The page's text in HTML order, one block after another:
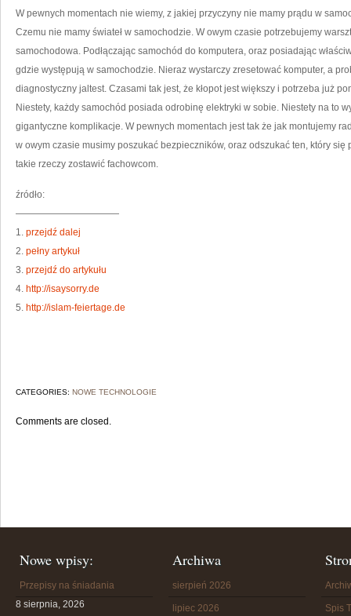
W pewnych momentach nie wiemy, z jakiej przyczyny nie mamy prądu w
Czemu nie mamy świateł w samochodzie. W owym czasie potrzebujemy
samochodowa. Podłączając samochód do komputera, oraz posiadając
gdzie występują w samochodzie. Nieraz wystarczy zresetować komputer, a
diagnostyczny jaltest. Czasami tak jest, że kłopot jest większy i potrzeba już
Niestety, każdy samochód posiada odrobinę elektryki w sobie. Niestety na to
gigantyczne komplikacje. W pewnych momentach jest tak że jak montujemy
w owym czasie musimy poszukać bezpieczników, oraz odszukać ten, który się
takie rzeczy zostawić fachowcom.
źródło:
———————————
1. przejdź dalej
2. pełny artykuł
3. przejdź do artykułu
4. http://isaysorry.de
5. http://islam-feiertage.de
CATEGORIES: NOWE TECHNOLOGIE
Comments are closed.
Nowe wpisy:
Przepisy na śniadania
8 sierpnia, 2026
Archiwa
sierpień 2026
lipiec 2026 Spis